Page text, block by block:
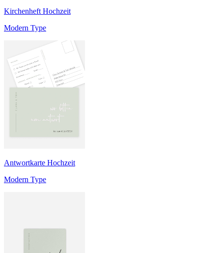
Kirchenheft Hochzeit
Modern Type
Antwortkarte Hochzeit
Modern Type